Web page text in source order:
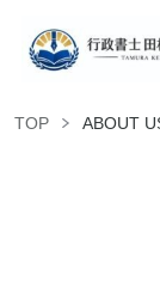
TOP ABOUT